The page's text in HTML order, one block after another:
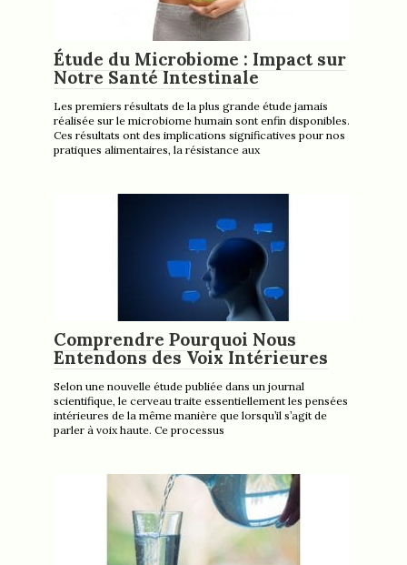
Étude du Microbiome : Impact sur
Notre Santé Intestinale
Les premiers résultats de la plus grande étude jamais
réalisée sur le microbiome humain sont enfin disponibles.
Ces résultats ont des implications significatives pour nos
pratiques alimentaires, la résistance aux
Comprendre Pourquoi Nous
Entendons des Voix Intérieures
Selon une nouvelle étude publiée dans un journal
scientifique, le cerveau traite essentiellement les pensées
intérieures de la même manière que lorsqu’il s’agit de
parler à voix haute. Ce processus